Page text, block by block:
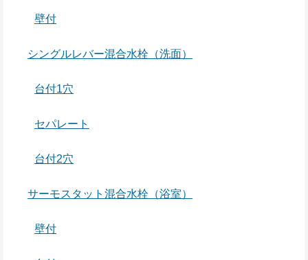
壁付
シングルレバー混合水栓（洗面）
台付1穴
セパレート
台付2穴
サーモスタット混合水栓（浴室）
壁付